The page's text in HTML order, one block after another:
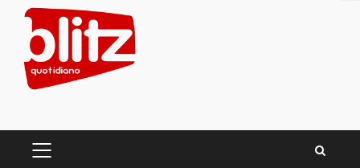
content
PRIMARY